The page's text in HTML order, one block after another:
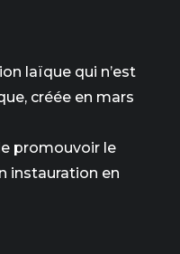
laïque qui n’est
créée en mars
promouvoir le
instauration en